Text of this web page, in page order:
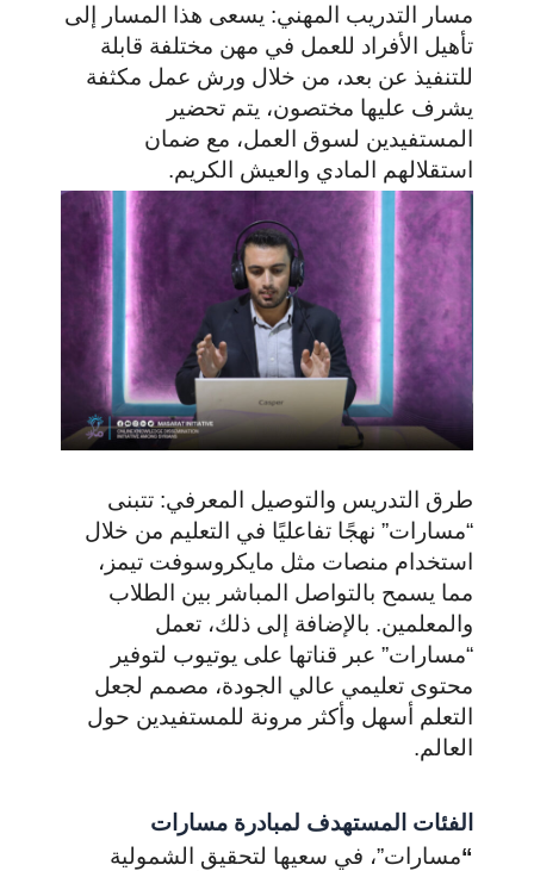
مسار التدريب المهني: يسعى هذا المسار إلى
تأهيل الأفراد للعمل في مهن مختلفة قابلة
للتنفيذ عن بعد، من خلال ورش عمل مكثفة
يشرف عليها مختصون، يتم تحضير
المستفيدين لسوق العمل، مع ضمان
استقلالهم المادي والعيش الكريم.
طرق التدريس والتوصيل المعرفي: تتبنى
“مسارات” نهجًا تفاعليًا في التعليم من خلال
استخدام منصات مثل مايكروسوفت تيمز،
مما يسمح بالتواصل المباشر بين الطلاب
والمعلمين. بالإضافة إلى ذلك، تعمل
“مسارات” عبر قناتها على يوتيوب لتوفير
محتوى تعليمي عالي الجودة، مصمم لجعل
التعلم أسهل وأكثر مرونة للمستفيدين حول
العالم.
الفئات المستهدف لمبادرة مسارات
“مسارات”، في سعيها لتحقيق الشمولية